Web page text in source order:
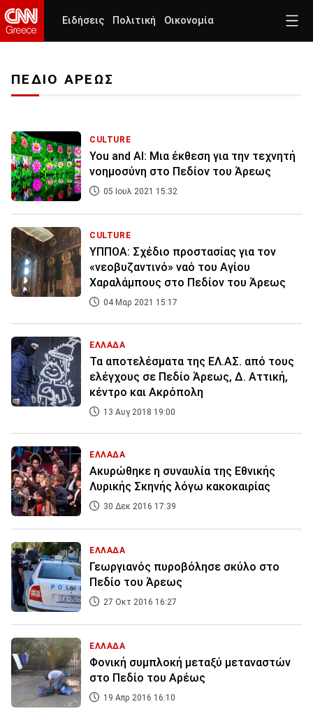
Ειδήσεις Πολιτική Οικονομία
ΠΕΔΙΟ ΑΡΕΩΣ
CULTURE
You and AI: Μια έκθεση για την τεχνητή
νοημοσύνη στο Πεδίον του Άρεως
05 Ιουλ 2021 15:32
CULTURE
ΥΠΠΟΑ: Σχέδιο προστασίας για τον
«νεοβυζαντινό» ναό του Αγίου
Χαραλάμπους στο Πεδίον του Άρεως
04 Μαρ 2021 15:17
ΕΛΛΑΔΑ
Τα αποτελέσματα της ΕΛ.ΑΣ. από τους
ελέγχους σε Πεδίο Άρεως, Δ. Αττική,
κέντρο και Ακρόπολη
13 Αυγ 2018 19:00
ΕΛΛΑΔΑ
Ακυρώθηκε η συναυλία της Εθνικής
Λυρικής Σκηνής λόγω κακοκαιρίας
30 Δεκ 2016 17:39
ΕΛΛΑΔΑ
Γεωργιανός πυροβόλησε σκύλο στο
Πεδίο του Άρεως
27 Οκτ 2016 16:27
ΕΛΛΑΔΑ
Φονική συμπλοκή μεταξύ μεταναστών
στο Πεδίο του Αρέως
19 Απρ 2016 16:10